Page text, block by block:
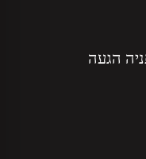
1 נתניה הגעה